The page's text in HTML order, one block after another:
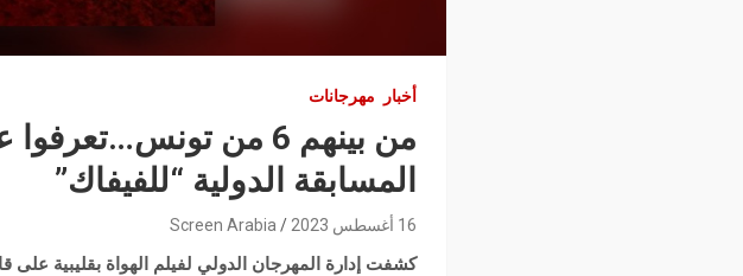
أخبار مهرجانات
من بينهم 6 من
المسابقة الدولية “للفيفاك”
16 أغسطس 2023 Screen Arabia
كشفت إدارة المهرجان الدولي لفيلم الهواة بقليبية على